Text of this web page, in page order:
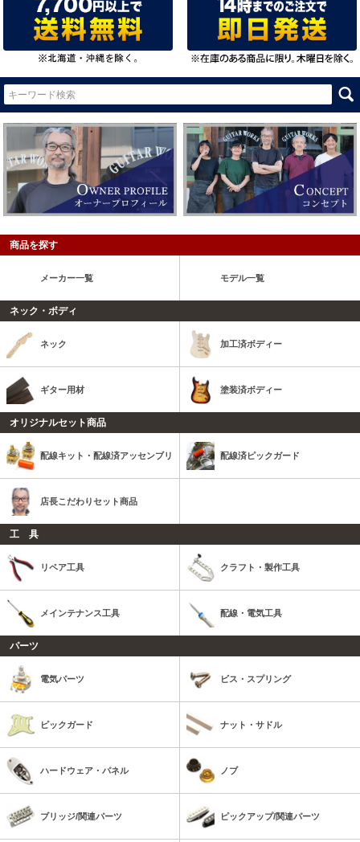
商品を探す
メーカー一覧 モデル一覧
ネック・ボディ
ネック 加工済ボディー
ギター用材 塗装済ボディー
オリジナルセット商品
配線キット・配線済アッセンブリ 配線済ピックガード
店長こだわりセット商品
工 具
リペア工具 クラフト・製作工具
メインテナンス工具 配線・電気工具
パーツ
電気パーツ ビス・スプリング
ピックガード ナット・サドル
ハードウェア・パネル ノブ
ブリッジ/関連パーツ ピックアップ/関連パーツ